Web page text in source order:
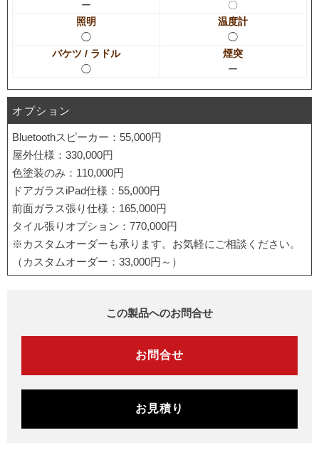
ー
〇
照明
◯
温度計
◯
バケツ / ラドル
◯
煙突
ー
オプション
Bluetoothスピーカー：55,000円
屋外仕様：330,000円
色塗装のみ：110,000円
ドアガラスiPad仕様：55,000円
前面ガラス張り仕様：165,000円
タイル張りオプション：770,000円
※カスタムオーダーも承ります。お気軽にご相談ください。
（カスタムオーダー：33,000円～）
この製品へのお問合せ
お問合せ
お見積り